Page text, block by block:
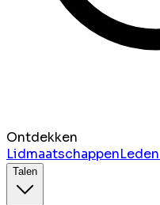
Ontdekken
LidmaatschappenLeden
Talen